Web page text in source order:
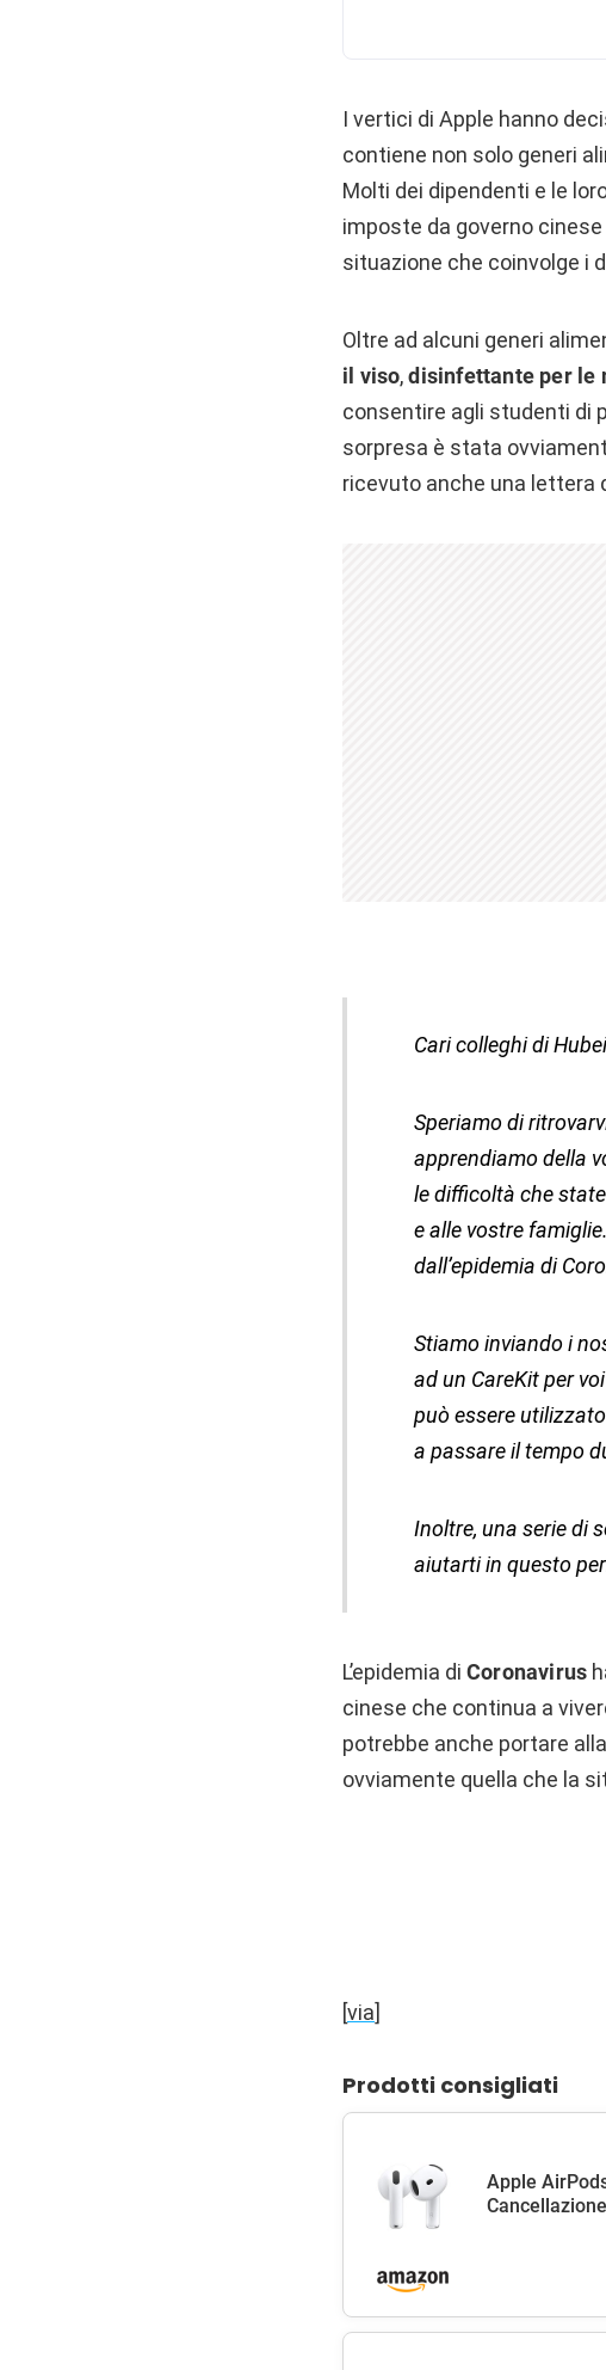
I vertici di Apple hanno
contiene non solo generi
Molti dei dipendenti e le
imposte da governo
situazione che coinvolge i
Oltre ad alcuni generi
il viso,disinfettante per le
consentire agli studenti di
sorpresa è stata
ricevuto anche una lettera
Cari colleghi di
Speriamo di
apprendiamo della
le difficoltà che
e alle vostre
dall’epidemia di
Stiamo inviando i
ad un CareKit per
può essere
a passare il tempo
Inoltre, una serie di
aiutarti in questo
L’epidemia di Coronavirus
cinese che continua a
potrebbe anche portare alla
ovviamente quella che la
[via]
Prodotti consigliati
Apple